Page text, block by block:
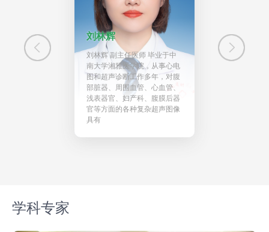
刘林辉
刘林辉 副主任医师 毕业于中
南大学湘雅医学院，从事心电
图和超声诊断工作多年，对腹
部脏器、周围血管、心血管、
浅表器官、妇产科、腹膜后器
学科专家